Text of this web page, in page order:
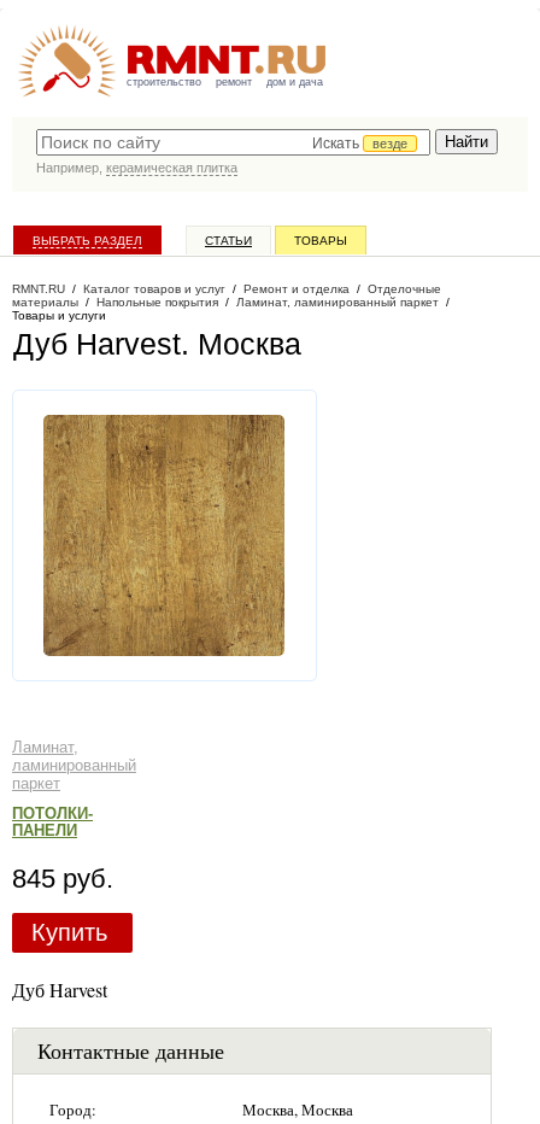
строительство ремонт дом и дача
Искать
везде
Например, керамическая плитка
ВЫБРАТЬ РАЗДЕЛ СТАТЬИ ТОВАРЫ
RMNT.RU / Каталог товаров и услуг / Ремонт и отделка / Отделочные
материалы / Напольные покрытия / Ламинат, ламинированный паркет /
Товары и услуги
Дуб Harvest. Москва
Ламинат,
ламинированный
паркет
ПОТОЛКИ-
ПАНЕЛИ
845 руб.
Купить
Дуб Harvest
Контактные данные
Город: Москва, Москва